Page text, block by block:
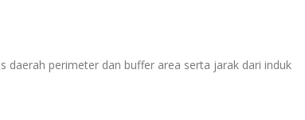
daerah perimeter dan buffer area serta jarak dari induk